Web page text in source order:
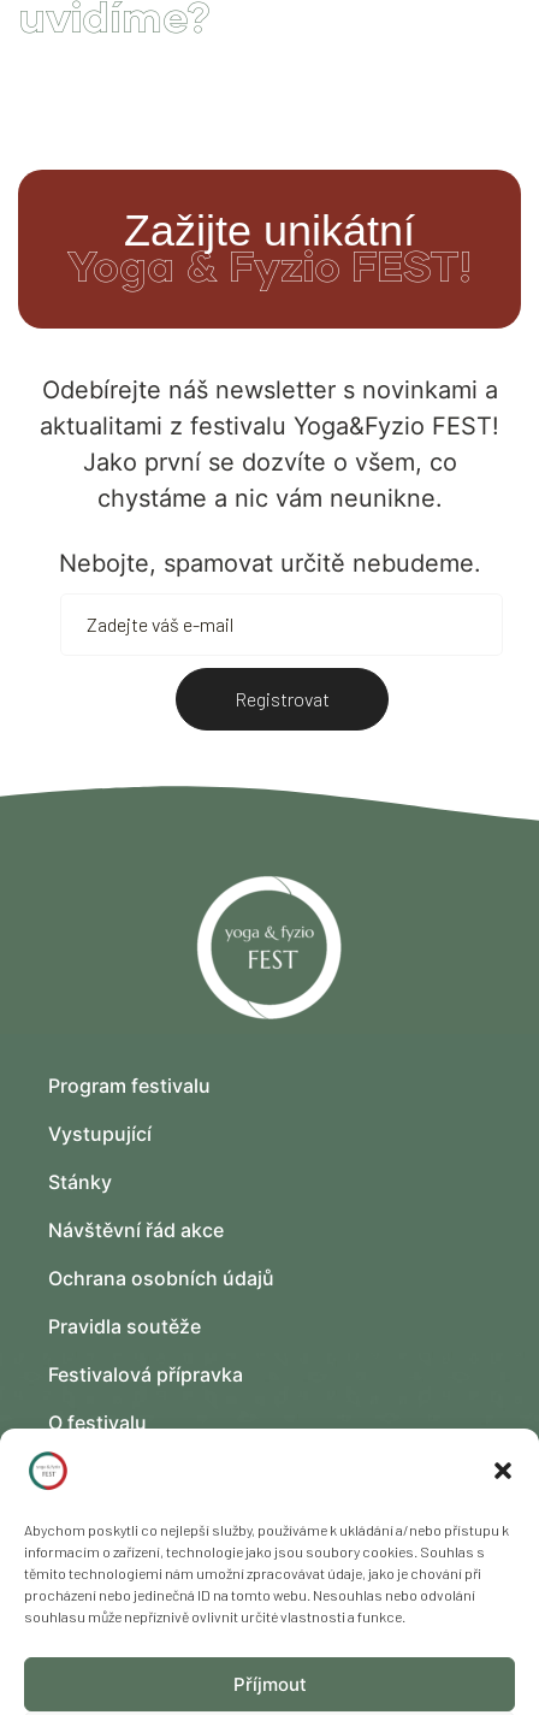
Abychom poskytli co nejlepší služby, používáme k ukládání a/nebo přístupu k
informacím o zařízení, technologie jako jsou soubory cookies. Souhlas s
těmito technologiemi nám umožní zpracovávat údaje, jako je chování při
procházení nebo jedinečná ID na tomto webu. Nesouhlas nebo odvolání
souhlasu může nepříznivě ovlivnit určité vlastnosti a funkce.
Příjmout
uvidíme?
Zažijte unikátní
Yoga & Fyzio FEST!
Odebírejte náš newsletter s novinkami a
aktualitami z festivalu Yoga&Fyzio FEST!
Jako první se dozvíte o všem, co
chystáme a nic vám neunikne.
Nebojte, spamovat určitě nebudeme.
Registrovat
Program festivalu
Vystupující
Stánky
Návštěvní řád akce
Ochrana osobních údajů
Pravidla soutěže
Festivalová přípravka
O festivalu
Kontakt
vyhrazena. Změna programu vyhrazena.